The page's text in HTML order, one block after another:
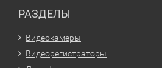
РАЗДЕЛЫ
Видеокамеры
Видеорегистраторы